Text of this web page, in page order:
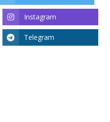
Instagram
Telegram